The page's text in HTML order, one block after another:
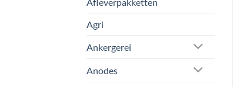
Afleverpakketten
Agri
Ankergerei
Anodes